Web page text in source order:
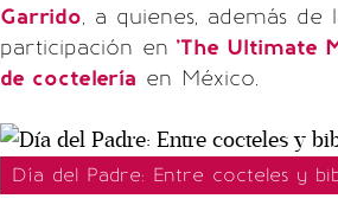
Garrido, a quienes, además de
participación en 'The Ultimate
de coctelería en México.
Día del Padre: Entre cocteles y